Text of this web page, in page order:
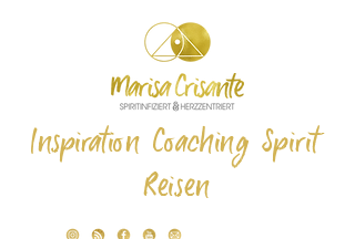
Inspiration Coaching Spirit
Reisen